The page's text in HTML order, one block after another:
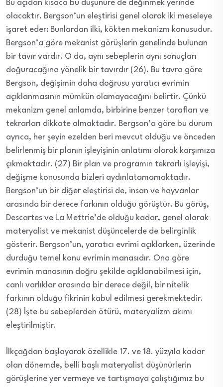
Bu açıdan kısaca bu düşünüre de değinmek yerinde
olacaktır. Bergson’un eleştirisi genel olarak iki meseleye
işaret eder: Bunlardan ilki, kökten mekanizm konusudur.
Bergson’a göre mekanist görüşlerin genelinde bulunan
bir tavır vardır. O da, aynı sebeplerin aynı sonuçları
doğuracağına yönelik bir tavırdır (26). Bu tavra göre
Bergson, değişimin daha doğrusu yaratıcı evrimin
açıklanmasının mümkün olamayacağını belirtir. Çünkü
mekanizm genel anlamda, birbirine benzer tarafları ve
tekrarları dikkate almaktadır. Bergson’a göre bu durum
ayrıca, her şeyin ezelden beri mevcut olduğu ve önceden
belirlenmiş bir planın işleyişinin anlatımı olarak karşımıza
çıkmaktadır. (27) Bir plan ve programın tekrarlı işleyişi,
değişme konusunda bizleri aydınlatamamaktadır.
Bergson’un bir diğer eleştirisi de, insan ve hayvanlar
arasında bir derece farkının olduğu görüştür. Bu görüş,
Descartes ve La Mettrie’de olduğu kadar, genel olarak
materyalist ve mekanist düşüncelerde de belirginlik
gösterir. Bergson’un, yaratıcı evrimi açıklarken, üzerinde
durduğu temel konu evrimin manasıdır. Ona göre
evrimin manasının doğru şekilde açıklanabilmesi için,
canlı varlıklar arasında bir derece değil, bir nitelik
farkının olduğu fikrinin kabul edilmesi gerekmektedir.
(28) İşte bu sebeplerden ötürü, materyalizm akımı
eleştirilmiştir.
İlkçağdan başlayarak özellikle 17. ve 18. yüzyıla kadar
olan dönemde, belli başlı materyalist düşünürlerin
görüşlerine yer vermeye ve tartışmaya çalıştığımız bu